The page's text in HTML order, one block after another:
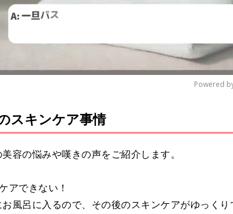
Powered
スキンケア事情
容の悩みや嘆きの声をご紹介します。
アできない！
お風呂に入るので、その後のスキンケアがゆっく